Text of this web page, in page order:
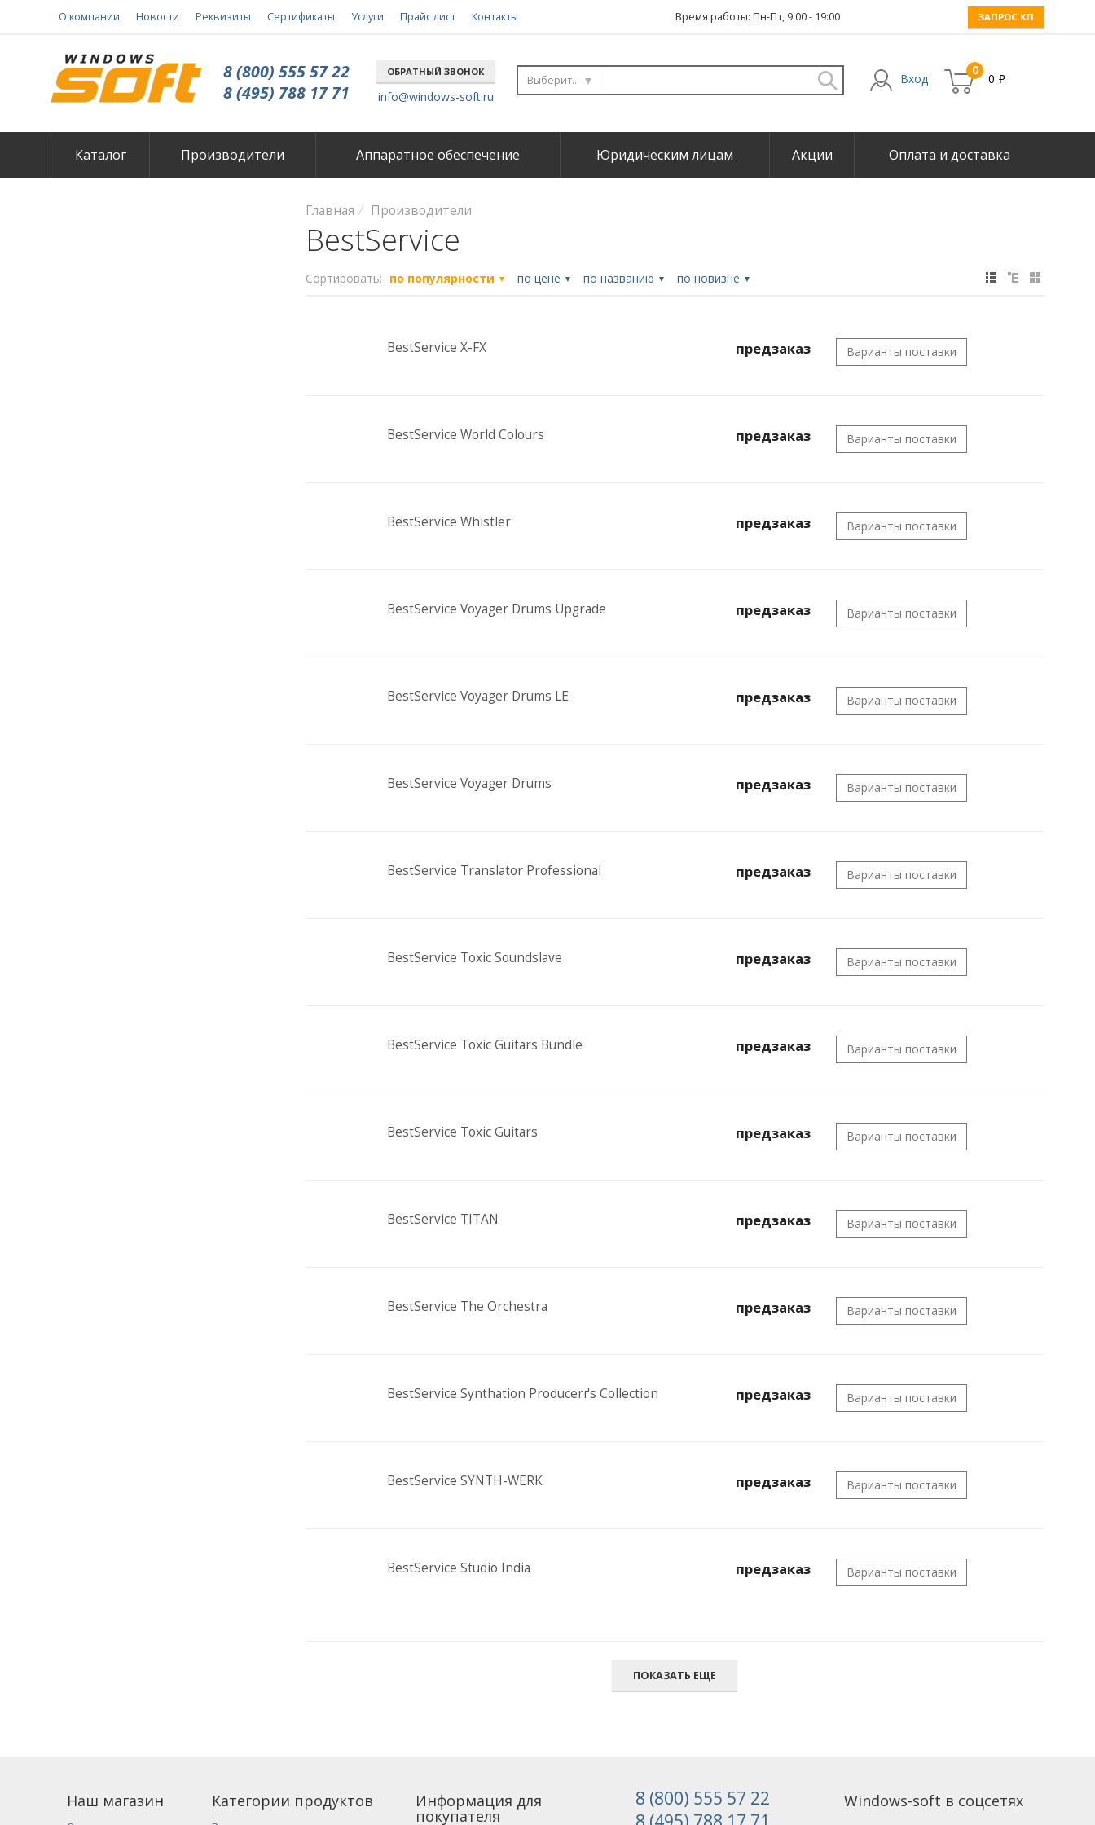
О компании Новости Реквизиты Сертификаты Услуги Прайс лист Контакты Время работы: Пн-Пт, 9:00 - 19:00 ЗАПРОС КП
8 (800) 555 57 22
8 (495) 788 17 71
ОБРАТНЫЙ ЗВОНОК
info@windows-soft.ru
Выберите... Вход
0
0 i
Каталог Производители Аппаратное обеспечение Юридическим лицам Акции Оплата и доставка
Главная Производители
BestService
Сортировать: по популярности ▼ по цене ▼ по названию ▼ по новизне ▼
BestService X-FX предзаказ Варианты поставки
BestService World Colours предзаказ Варианты поставки
BestService Whistler предзаказ Варианты поставки
BestService Voyager Drums Upgrade предзаказ Варианты поставки
BestService Voyager Drums LE предзаказ Варианты поставки
BestService Voyager Drums предзаказ Варианты поставки
BestService Translator Professional предзаказ Варианты поставки
BestService Toxic Soundslave предзаказ Варианты поставки
BestService Toxic Guitars Bundle предзаказ Варианты поставки
BestService Toxic Guitars предзаказ Варианты поставки
BestService TITAN предзаказ Варианты поставки
BestService The Orchestra предзаказ Варианты поставки
BestService Synthation Producerґs Collection предзаказ Варианты поставки
BestService SYNTH-WERK предзаказ Варианты поставки
BestService Studio India предзаказ Варианты поставки
ПОКАЗАТЬ ЕЩЕ
Наш магазин Категории продуктов Информация для
покупателя
8 (800) 555 57 22
Windows-soft в соцсетях